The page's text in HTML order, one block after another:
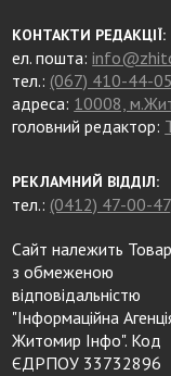
КОНТАКТИ РЕДАКЦІЇ:
ел. пошта:
тел.: (067) 410-44-05
адреса: 10008,
головний редактор:
РЕКЛАМНИЙ ВІДДІЛ:
тел.: (0412) 47-00-47
Сайт належить
з обмеженою
відповідальністю
"Інформаційна
Житомир Інфо". Код
ЄДРПОУ 33732896